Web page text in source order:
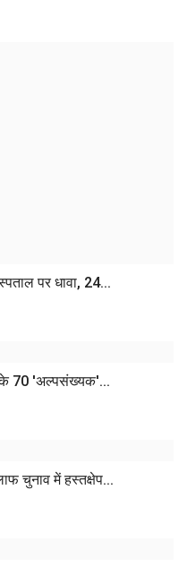
पर धावा, 24...
के 70 'अल्पसंख्यक'...
चुनाव में हस्तक्षेप...